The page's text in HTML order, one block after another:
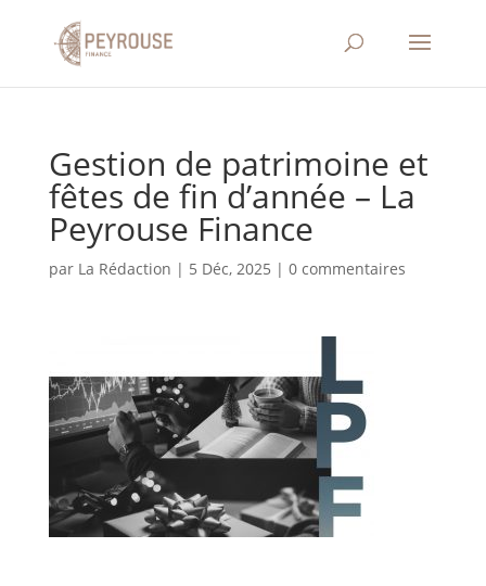
Gestion de patrimoine et
fêtes de fin d’année – La
Peyrouse Finance
par La Rédaction | 5 Déc, 2025 | 0 commentaires